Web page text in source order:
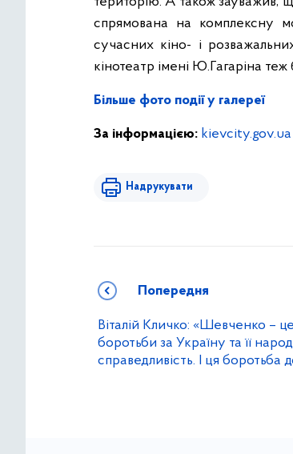
спрямована на комплексну
сучасних кіно- і
кінотеатр імені Ю.Гагаріна
Більше фото події у галереї
За інформацією: kievcity.gov.ua
Надрукувати
Попередня
Віталій Кличко: «Шевченко –
боротьби за Україну та її
справедливість. І ця боротьба